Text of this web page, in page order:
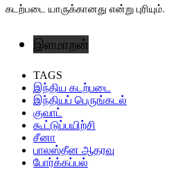
கடற்படை யாருக்கானது என்று புரியும்.
இளமாறன்
TAGS
இந்திய கடற்படை
இந்தியப் பெருங்கடல்
குவாட்
கூட்டுப்பயிற்சி
சீனா
பாலஸ்தீன ஆதரவு
போர்க்கப்பல்